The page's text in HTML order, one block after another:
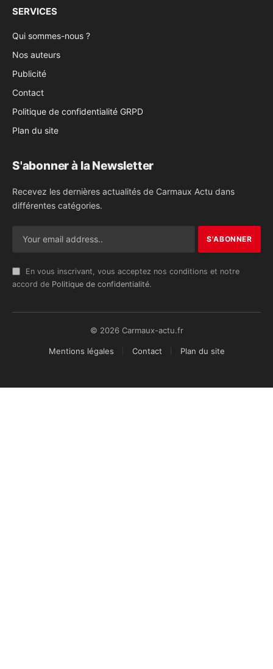
SERVICES
Qui sommes-nous ?
Nos auteurs
Publicité
Contact
Politique de confidentialité GRPD
Plan du site
S'abonner à la Newsletter
Recevez les dernières actualités de Carmaux Actu dans
différentes catégories.
En vous inscrivant, vous acceptez nos conditions et notre
accord de Politique de confidentialité.
© 2026 Carmaux-actu.fr
Mentions légales Contact Plan du site